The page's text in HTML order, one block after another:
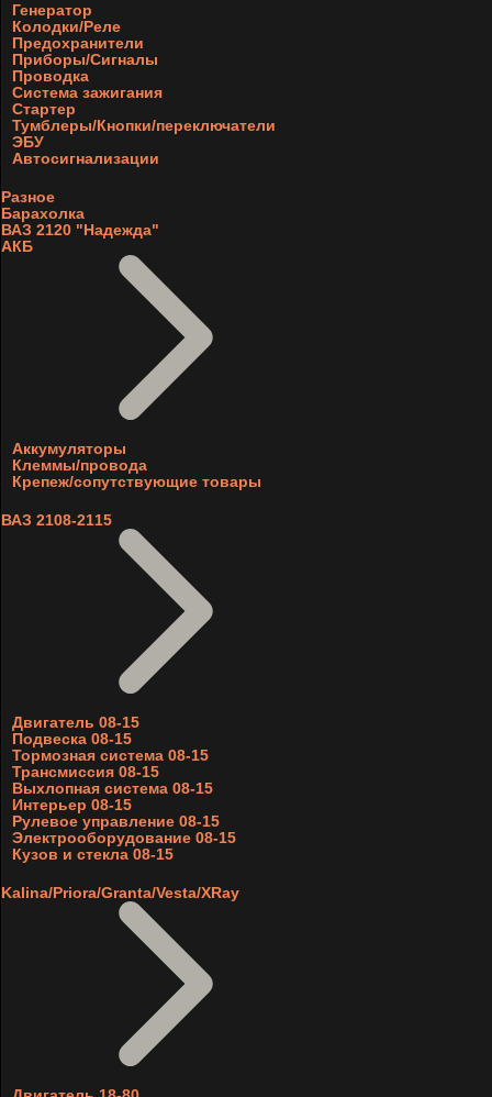
Генератор
Колодки/Реле
Предохранители
Приборы/Сигналы
Проводка
Система зажигания
Стартер
Тумблеры/Кнопки/переключатели
ЭБУ
Автосигнализации
Разное
Барахолка
ВАЗ 2120 "Надежда"
АКБ
Аккумуляторы
Клеммы/провода
Крепеж/сопутствующие товары
ВАЗ 2108-2115
Двигатель 08-15
Подвеска 08-15
Тормозная система 08-15
Трансмиссия 08-15
Выхлопная система 08-15
Интерьер 08-15
Рулевое управление 08-15
Электрооборудование 08-15
Кузов и стекла 08-15
Kalina/Priora/Granta/Vesta/XRay